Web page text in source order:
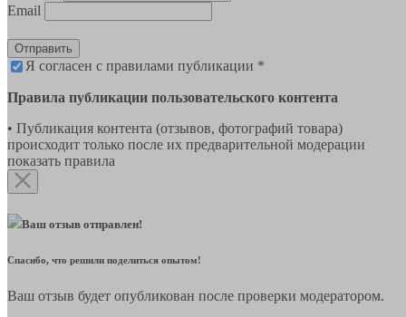
Email
Отправить
Я согласен с правилами публикации *
Правила публикации пользовательского контента
• Публикация контента (отзывов, фотографий товара)
происходит только после их предварительной модерации
показать правила
Ваш отзыв отправлен!
Спасибо, что решили поделиться опытом!
Ваш отзыв будет опубликован после проверки модератором.